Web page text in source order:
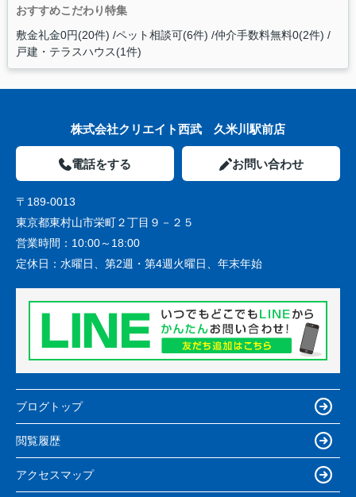
おすすめこだわり特集
敷金礼金0円(20件) ペット相談可(6件) 仲介手数料無料0(2件)
戸建・テラスハウス(1件)
株式会社クリエイト西武 久米川駅前店
電話をする お問い合わせ
〒189-0013
東京都東村山市栄町２丁目９－２５
営業時間： 10:00～18:00
定休日： 水曜日、第2週・第4週火曜日、年末年始
ブログトップ
閲覧履歴
アクセスマップ